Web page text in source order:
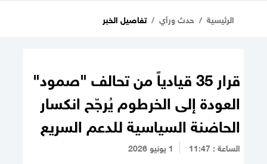
الرئيسية حدث ورأي تفاصيل الخبر
قرار 35 قيادياً من تحالف "صمود"
العودة إلى الخرطوم يُرجّح انكسار
الحاضنة السياسية للدعم السريع
الساعة : 11:47 1 يونيو 2026